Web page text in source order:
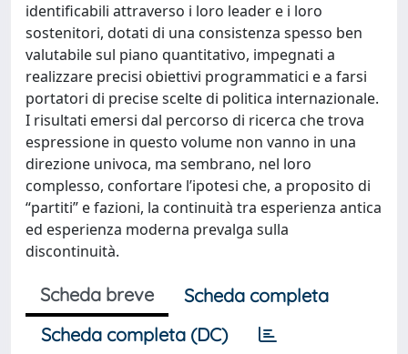
identificabili attraverso i loro leader e i loro
sostenitori, dotati di una consistenza spesso ben
valutabile sul piano quantitativo, impegnati a
realizzare precisi obiettivi programmatici e a farsi
portatori di precise scelte di politica internazionale.
I risultati emersi dal percorso di ricerca che trova
espressione in questo volume non vanno in una
direzione univoca, ma sembrano, nel loro
complesso, confortare l’ipotesi che, a proposito di
“partiti” e fazioni, la continuità tra esperienza antica
ed esperienza moderna prevalga sulla
discontinuità.
Scheda breve
Scheda completa
Scheda completa (DC)